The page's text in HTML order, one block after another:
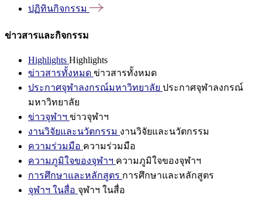
ปฏิทินกิจกรรม
ข่าวสารและกิจกรรม
Highlights Highlights
ข่าวสารทั้งหมด ข่าวสารทั้งหมด
ประกาศจุฬาลงกรณ์มหาวิทยาลัย ประกาศจุฬาลงกรณ์
มหาวิทยาลัย
ข่าวจุฬาฯ ข่าวจุฬาฯ
งานวิจัยและนวัตกรรม งานวิจัยและนวัตกรรม
ความร่วมมือ ความร่วมมือ
ความภูมิใจของจุฬาฯ ความภูมิใจของจุฬาฯ
การศึกษาและหลักสูตร การศึกษาและหลักสูตร
จุฬาฯ ในสื่อ จุฬาฯ ในสื่อ